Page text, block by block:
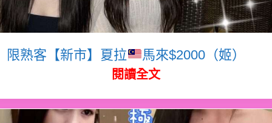
限熟客【新市】夏拉 馬來$2000（姬）
閱讀全文